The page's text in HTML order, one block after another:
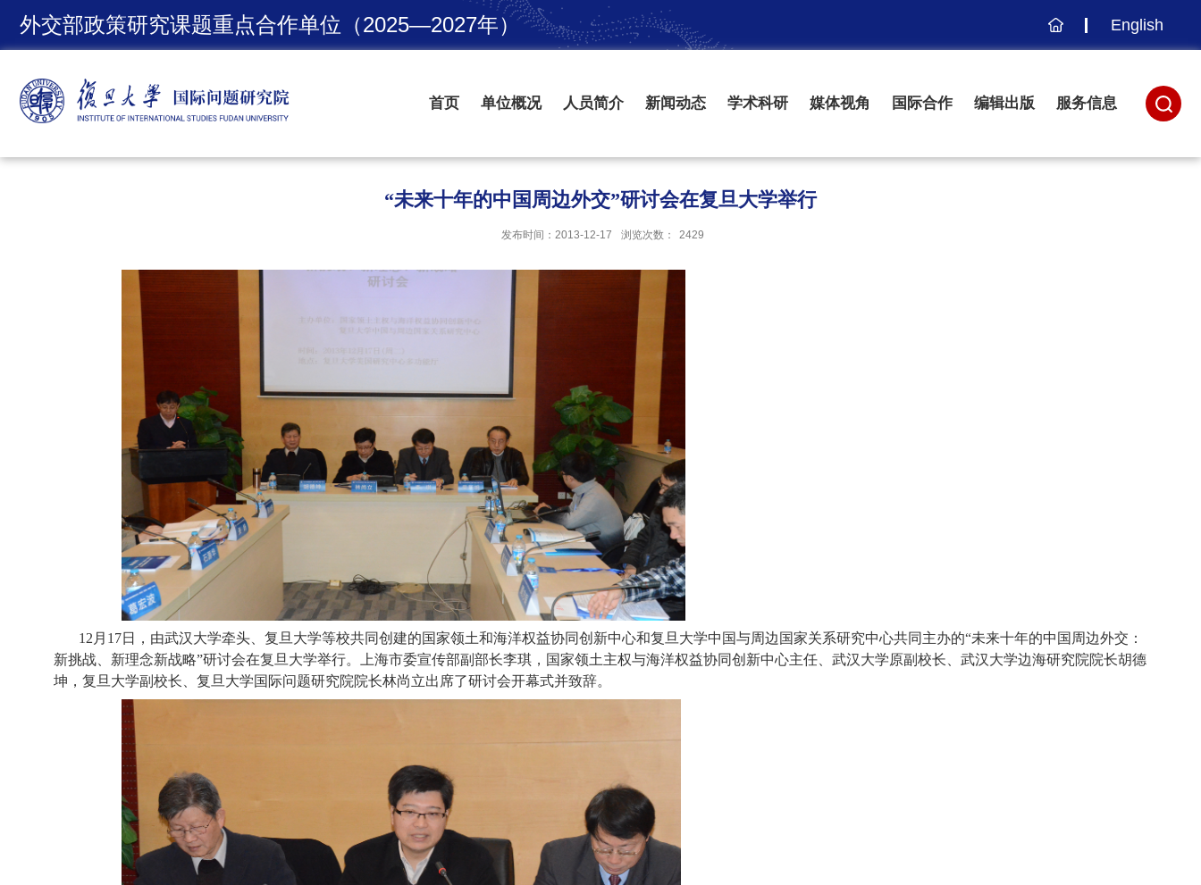
外交部政策研究课题重点合作单位（2025—2027年） 主 English
首页 单位概况 人员简介 新闻动态 学术科研 媒体视角 国际合作 编辑出版 服务信息
“未来十年的中国周边外交”研讨会在复旦大学举行
发布时间：2013-12-17 浏览次数： 2429
12 月 17日
，由武汉大学牵头、复旦大学等校共同创建的国家领土和海洋权益协同创新中心和复旦大学中国与周边国家关系研究中心共同主办的“未来十年的中国周边外交：
新挑战、新理念新战略”研讨会在复旦大学举行。上海市委宣传部副部长李琪，国家领土主权与海洋权益协同创新中心主任、武汉大学原副校长、武汉大学边海研究院院长胡德
坤，复旦大学副校长、复旦大学国际问题研究院院长林尚立出席了研讨会开幕式并致辞。